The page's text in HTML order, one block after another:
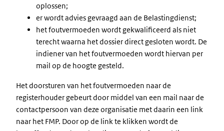
oplossen;
er wordt advies gevraagd aan de Belastingdienst;
het foutvermoeden wordt gekwalificeerd als niet
terecht waarna het dossier direct gesloten wordt. De
indiener van het foutvermoeden wordt hiervan per
mail op de hoogte gesteld.
Het doorsturen van het foutvermoeden naar de
registerhouder gebeurt door middel van een mail naar de
contactpersoon van deze organisatie met daarin een link
naar het FMP. Door op de link te klikken wordt de